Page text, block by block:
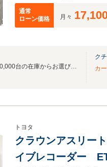
通常
ローン価格
月々
地域最大級の展示車と全国30,000台の在庫からお選びいただけます♪
ク
カ
トヨタ
クラウンアスリー
イブレコーダー